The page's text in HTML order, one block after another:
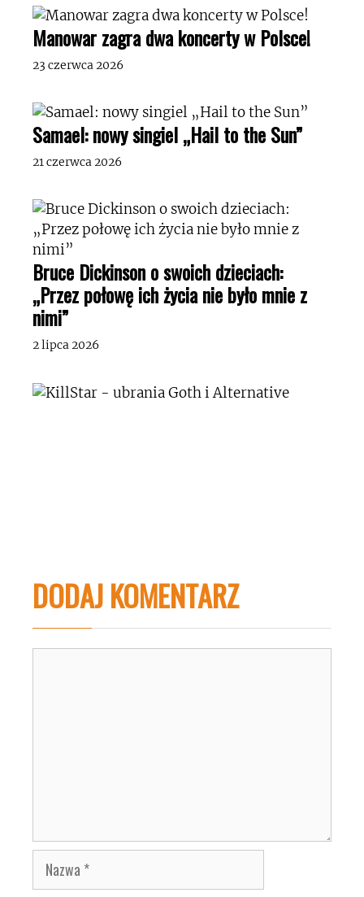
Manowar zagra dwa koncerty w Polsce!
23 czerwca 2026
Samael: nowy singiel „Hail to the Sun”
21 czerwca 2026
Bruce Dickinson o swoich dzieciach:
„Przez połowę ich życia nie było mnie z
nimi”
2 lipca 2026
DODAJ KOMENTARZ
Nazwa